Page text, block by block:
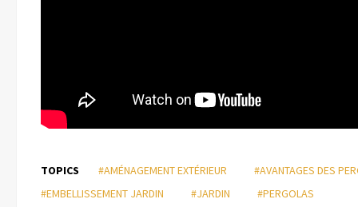
TOPICS #AMÉNAGEMENT EXTÉRIEUR
#AVANTAGES DES
#EMBELLISSEMENT JARDIN
#JARDIN #PERGOLAS